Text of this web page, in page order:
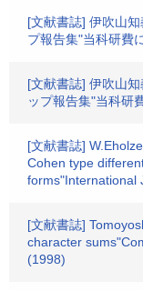
[文献書誌] 伊吹山
プ報告集"当科研費
[文献書誌] 伊吹山
ップ報告集"当科研
[文献書誌]
Cohen type
forms"International
[文献書誌]
character
(1998)